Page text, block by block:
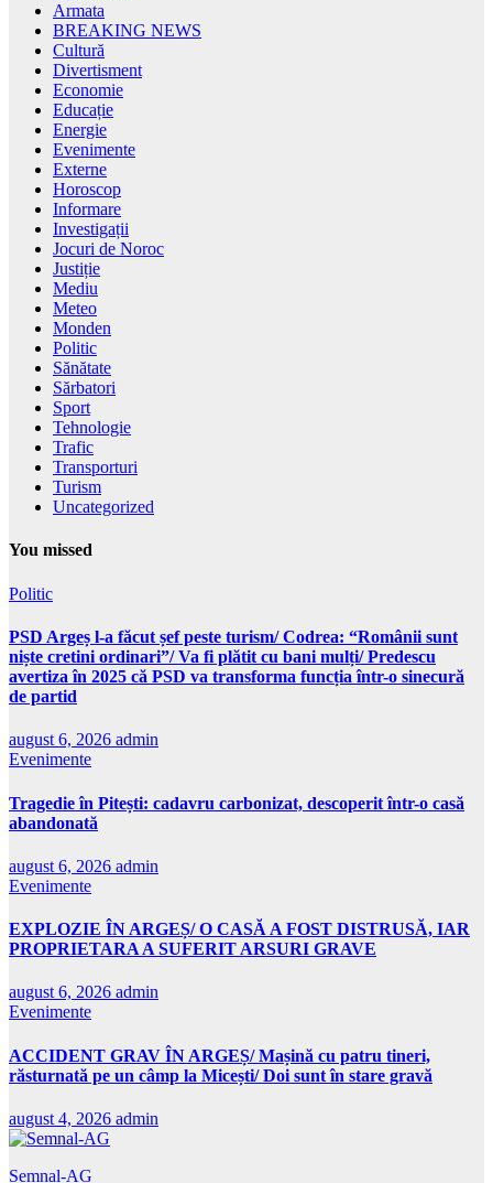
Armata
BREAKING NEWS
Cultură
Divertisment
Economie
Educație
Energie
Evenimente
Externe
Horoscop
Informare
Investigații
Jocuri de Noroc
Justiție
Mediu
Meteo
Monden
Politic
Sănătate
Sărbatori
Sport
Tehnologie
Trafic
Transporturi
Turism
Uncategorized
You missed
Politic
PSD Argeș l-a făcut șef peste turism/ Codrea: “Românii sunt
niște cretini ordinari”/ Va fi plătit cu bani mulți/ Predescu
avertiza în 2025 că PSD va transforma funcția într-o sinecură
de partid
august 6, 2026 admin
Evenimente
Tragedie în Pitești: cadavru carbonizat, descoperit într-o casă
abandonată
august 6, 2026 admin
Evenimente
EXPLOZIE ÎN ARGEȘ/ O CASĂ A FOST DISTRUSĂ, IAR
PROPRIETARA A SUFERIT ARSURI GRAVE
august 6, 2026 admin
Evenimente
ACCIDENT GRAV ÎN ARGEȘ/ Mașină cu patru tineri,
răsturnată pe un câmp la Micești/ Doi sunt în stare gravă
august 4, 2026 admin
Semnal-AG